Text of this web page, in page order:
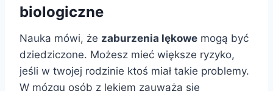
biologiczne
Nauka mówi, że zaburzenia lękowe mogą być
dziedziczone. Możesz mieć większe ryzyko,
jeśli w twojej rodzinie ktoś miał takie problemy.
W mózgu osób z lękiem zauważa się